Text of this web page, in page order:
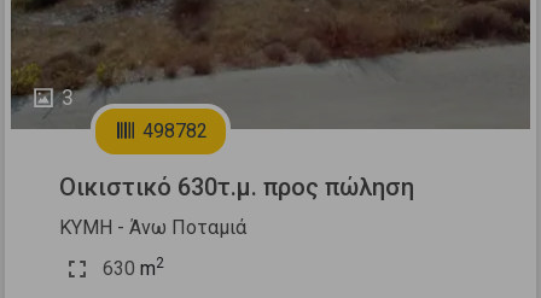
3
498782
Οικιστικό 630τ.μ. προς πώληση
ΚΥΜΗ - Άνω Ποταμιά
630 m2